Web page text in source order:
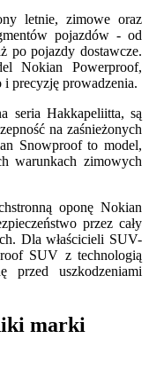
letnie, zimowe oraz
pojazdów - od
po pojazdy dostawcze.
Nokian Powerproof,
i precyzję prowadzenia.
seria Hakkapeliitta, są
na zaśnieżonych
Snowproof to model,
warunkach zimowych
oponę Nokian
przez cały
Dla właścicieli SUV-
SUV z technologią
przed uszkodzeniami
marki